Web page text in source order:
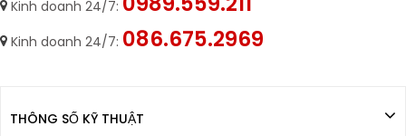
Kinh doanh 24/7:
Kinh doanh 24/7: 086.675.2969
THÔNG SỐ KỸ THUẬT